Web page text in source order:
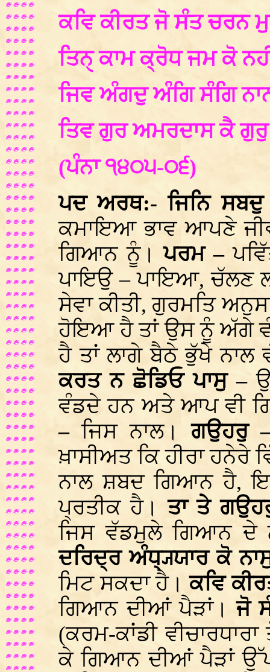
ਕਵਿ ਕੀਰਤ ਜੋ ਸੰਤ ਚਰਨ
ਤਿਨੑ ਕਾਮ ਕ੍ਰੋਧ ਜਮ ਕੋ
ਜਿਵ ਅੰਗਦੁ ਅੰਗਿ ਸੰਗਿ
ਤਿਵ ਗੁਰ ਅਮਰਦਾਸ ਕੈ
(ਪੰਨਾ ੧੪੦੫-੦੬)
ਪਦ ਅਰਥ:- ਜਿਨਿ
ਕਮਾਇਆ ਭਾਵ ਆਪਣੇ
ਗਿਆਨ ਨੂੰ।ਪਰਮ –
ਪਾਇਉ – ਪਾਇਆ, ਚੱਲਣ
ਸੇਵਾ ਕੀਤੀ, ਗੁਰਮਤਿ
ਹੋਇਆ ਹੈ ਤਾਂ ਉਸ ਨੂੰ ਅੱਗੇ
ਹੈ ਤਾਂ ਲਾਗੇ ਬੈਠੇ ਭੁੱਖੇ ਨਾਲ
ਕਰਤ ਨ ਛੋਡਿਓ ਪਾਸੁ –
ਵੰਡਦੇ ਹਨ ਅਤੇ ਆਪ ਵੀ
–ਜਿਸ ਨਾਲ।ਗਉਹਰੁ
ਖ਼ਾਸੀਅਤ ਕਿ ਹੀਰਾ
ਨਾਲ ਸ਼ਬਦ ਗਿਆਨ ਹੈ,
ਪ੍ਰਤੀਕ ਹੈ।ਤਾ ਤੇ
ਜਿਸ ਵੱਡਮੁਲੇ ਗਿਆਨ ਦੇ
ਦਰਿਦ੍ਰ ਅੰਧ੍ਯ੍ਯਾਰ ਕੋ
ਮਿਟ ਸਕਦਾ ਹੈ।ਕਵਿ
ਗਿਆਨ ਦੀਆਂ ਪੈੜਾਂ।ਜੋ
(ਕਰਮ-ਕਾਂਡੀ
ਕੇ ਗਿਆਨ ਦੀਆਂ ਪੈੜਾਂ